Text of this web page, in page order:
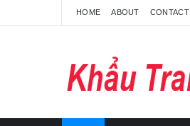
HOME ABOUT CONTACT